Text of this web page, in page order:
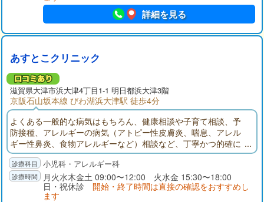
詳細を見る
あすとこクリニック
滋賀県大津市浜大津4丁目1-1 明日都浜大津3階
京阪石山坂本線 びわ湖浜大津駅 徒歩4分
よくある一般的な病気はもちろん、健康相談や子育て相談、予
防接種、アレルギーの病気（アトピー性皮膚炎、喘息、アレル
ギー性鼻炎、食物アレルギーなど）相談など、丁寧かつ的確に
診させていただけるよう努力してまいりたいと思います。
小児科・アレルギー科
月火水木金土 09:00〜12:00 火水金 15:30〜18:00
日・祝休診 開始・終了時間は直接の確認をおすすめし
ます